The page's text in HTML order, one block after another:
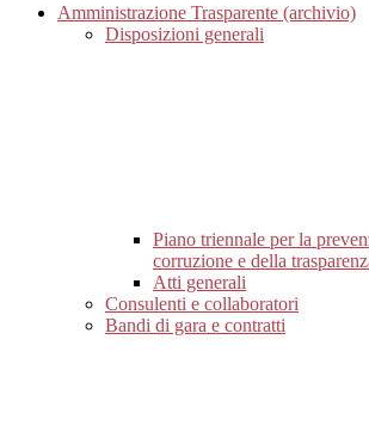
Amministrazione Trasparente (archivio)
Disposizioni generali
Piano triennale per la
corruzione e della
Atti generali
Consulenti e collaboratori
Bandi di gara e contratti